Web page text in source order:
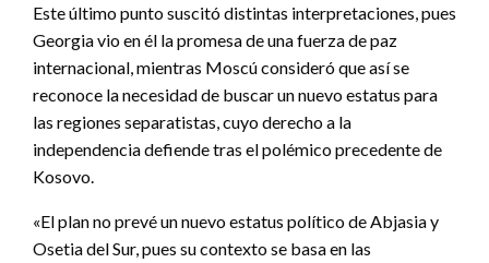
Este último punto suscitó distintas interpretaciones, pues
Georgia vio en él la promesa de una fuerza de paz
internacional, mientras Moscú consideró que así se
reconoce la necesidad de buscar un nuevo estatus para
las regiones separatistas, cuyo derecho a la
independencia defiende tras el polémico precedente de
Kosovo.
«El plan no prevé un nuevo estatus político de Abjasia y
Osetia del Sur, pues su contexto se basa en las